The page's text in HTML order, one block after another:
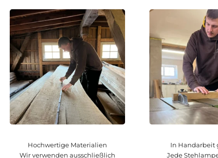
Hochwertige Materialien
Wir verwenden ausschließlich
In Handarbeit
Jede